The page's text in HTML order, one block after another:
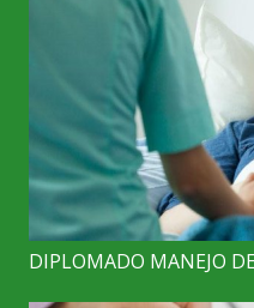
DIPLOMADO MANEJO